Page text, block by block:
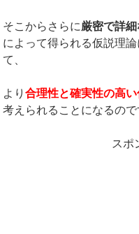
そこからさらに厳密で詳
によって得られる仮説理
て、
より合理性と確実性の高
考えられることになるので
スポ